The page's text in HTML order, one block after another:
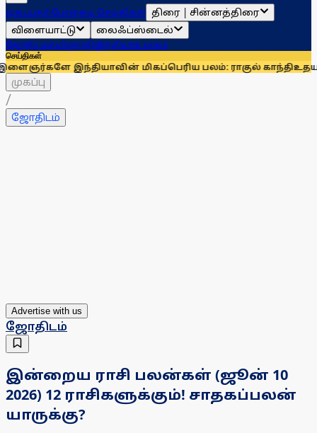
முகப்புதற்போதைய செய்திகள் திரை | சின்னத்திரை
விளையாட்டு
லைஃப்ஸ்டைல்
ஜோதிடம்தமிழ்நாடுஇந்தியாஉலகம்
செய்திகள்
பலம்: ராகுல் காந்திஉதயநிதி ஸ்டாலினைச்
முகப்பு
/
ஜோதிடம்
Advertise with us
ஜோதிடம்
இன்றைய ராசி பலன்கள் (ஜூன் 10
2026) 12 ராசிகளுக்கும்! சாதகப்பலன்
யாருக்கு?